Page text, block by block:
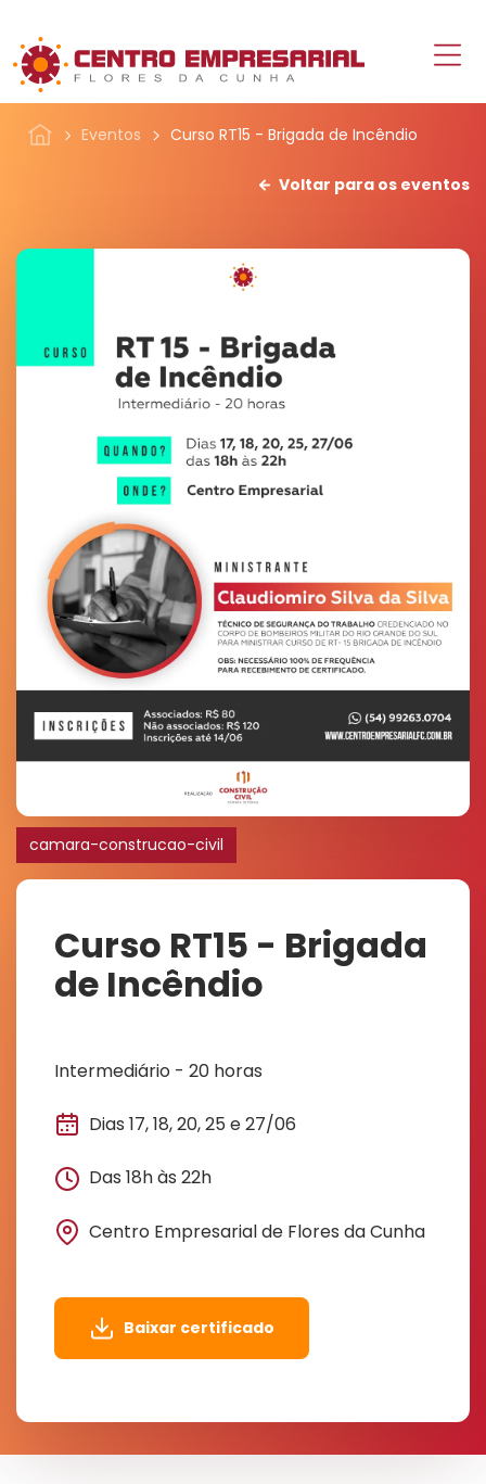
Eventos Curso RT15 - Brigada de Incêndio
Voltar para os eventos
camara-construcao-civil
Curso RT15 - Brigada
de Incêndio
Intermediário - 20 horas
Dias 17, 18, 20, 25 e 27/06
Das 18h às 22h
Centro Empresarial de Flores da Cunha
Baixar certificado